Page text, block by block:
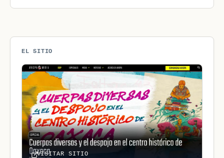
EL SITIO
VISITAR SITIO